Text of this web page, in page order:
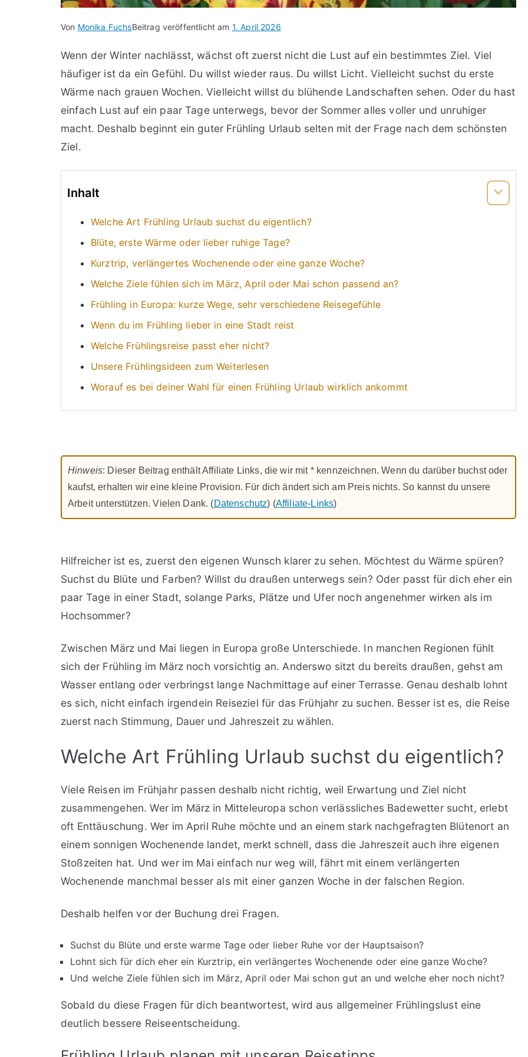
Von Monika FuchsBeitrag veröffentlicht am 1. April 2026
Wenn der Winter nachlässt, wächst oft zuerst nicht die Lust auf ein bestimmtes Ziel. Viel
häufiger ist da ein Gefühl. Du willst wieder raus. Du willst Licht. Vielleicht suchst du erste
Wärme nach grauen Wochen. Vielleicht willst du blühende Landschaften sehen. Oder du hast
einfach Lust auf ein paar Tage unterwegs, bevor der Sommer alles voller und unruhiger
macht. Deshalb beginnt ein guter Frühling Urlaub selten mit der Frage nach dem schönsten
Ziel.
Inhalt
Welche Art Frühling Urlaub suchst du eigentlich?
Blüte, erste Wärme oder lieber ruhige Tage?
Kurztrip, verlängertes Wochenende oder eine ganze Woche?
Welche Ziele fühlen sich im März, April oder Mai schon passend an?
Frühling in Europa: kurze Wege, sehr verschiedene Reisegefühle
Wenn du im Frühling lieber in eine Stadt reist
Welche Frühlingsreise passt eher nicht?
Unsere Frühlingsideen zum Weiterlesen
Worauf es bei deiner Wahl für einen Frühling Urlaub wirklich ankommt
Hinweis: Dieser Beitrag enthält Affiliate Links, die wir mit * kennzeichnen. Wenn du darüber buchst oder
kaufst, erhalten wir eine kleine Provision. Für dich ändert sich am Preis nichts. So kannst du unsere
Arbeit unterstützen. Vielen Dank. (Datenschutz) (Affiliate-Links)
Hilfreicher ist es, zuerst den eigenen Wunsch klarer zu sehen. Möchtest du Wärme spüren?
Suchst du Blüte und Farben? Willst du draußen unterwegs sein? Oder passt für dich eher ein
paar Tage in einer Stadt, solange Parks, Plätze und Ufer noch angenehmer wirken als im
Hochsommer?
Zwischen März und Mai liegen in Europa große Unterschiede. In manchen Regionen fühlt
sich der Frühling im März noch vorsichtig an. Anderswo sitzt du bereits draußen, gehst am
Wasser entlang oder verbringst lange Nachmittage auf einer Terrasse. Genau deshalb lohnt
es sich, nicht einfach irgendein Reiseziel für das Frühjahr zu suchen. Besser ist es, die Reise
zuerst nach Stimmung, Dauer und Jahreszeit zu wählen.
Welche Art Frühling Urlaub suchst du eigentlich?
Viele Reisen im Frühjahr passen deshalb nicht richtig, weil Erwartung und Ziel nicht
zusammengehen. Wer im März in Mitteleuropa schon verlässliches Badewetter sucht, erlebt
oft Enttäuschung. Wer im April Ruhe möchte und an einem stark nachgefragten Blütenort an
einem sonnigen Wochenende landet, merkt schnell, dass die Jahreszeit auch ihre eigenen
Stoßzeiten hat. Und wer im Mai einfach nur weg will, fährt mit einem verlängerten
Wochenende manchmal besser als mit einer ganzen Woche in der falschen Region.
Deshalb helfen vor der Buchung drei Fragen.
Suchst du Blüte und erste warme Tage oder lieber Ruhe vor der Hauptsaison?
Lohnt sich für dich eher ein Kurztrip, ein verlängertes Wochenende oder eine ganze Woche?
Und welche Ziele fühlen sich im März, April oder Mai schon gut an und welche eher noch nicht?
Sobald du diese Fragen für dich beantwortest, wird aus allgemeiner Frühlingslust eine
deutlich bessere Reiseentscheidung.